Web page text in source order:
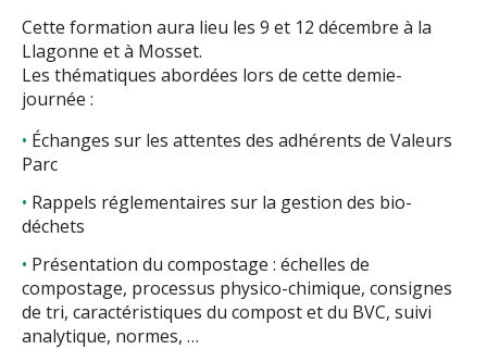
Cette formation aura lieu les 9 et 12 décembre à la
Llagonne et à Mosset.
Les thématiques abordées lors de cette demie-
journée :
Échanges sur les attentes des adhérents de Valeurs
Parc
Rappels réglementaires sur la gestion des bio-
déchets
Présentation du compostage : échelles de
compostage, processus physico-chimique, consignes
de tri, caractéristiques du compost et du BVC, suivi
analytique, normes, …